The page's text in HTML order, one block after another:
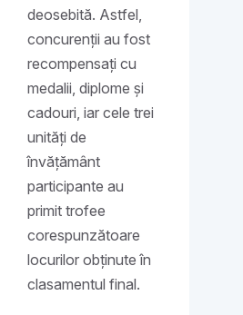
deosebită. Astfel,
concurenții au fost
recompensați cu
medalii, diplome și
cadouri, iar cele trei
unități de
învățământ
participante au
primit trofee
corespunzătoare
locurilor obținute în
clasamentul final.